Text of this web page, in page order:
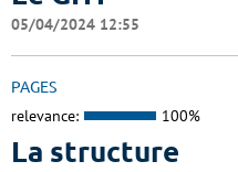
05/04/2024 12:55
PAGES
relevance: 100%
La structure